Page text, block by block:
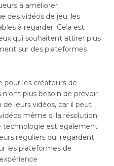
à améliorer
des vidéos de jeu, les
à regarder. Cela est
qui souhaitent attirer plus
sur des plateformes
pour les créateurs de
plus besoin de prévoir
leurs vidéos, car il peut
même si la résolution
technologie est également
réguliers qui regardent
les plateformes de